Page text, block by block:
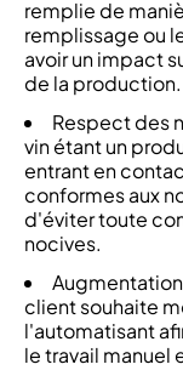
remplie de
remplissage ou
avoir un impact
de la production.
Respect des
vin étant un
entrant en
conformes aux
d'éviter toute
nocives.
client souhaite
l'automatisant
le travail manuel